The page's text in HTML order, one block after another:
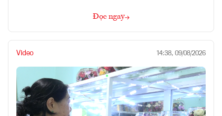
Đọc ngay
Video 14:38, 09/08/2026